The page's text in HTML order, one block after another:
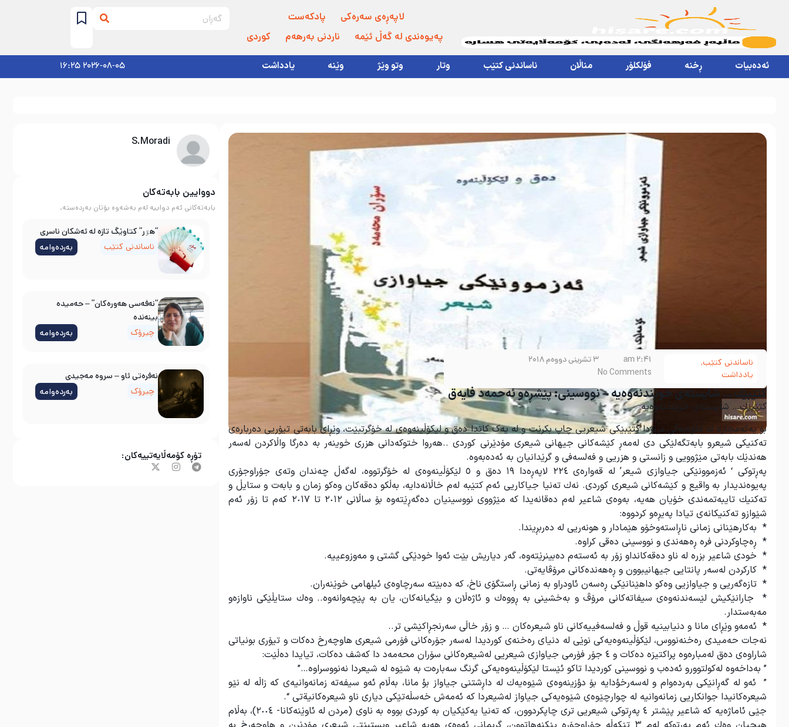
لاپەڕەی سەرەکی
پادکەست
پەیوەندی لە گەڵ ئێمە
ناردنی بەرهەم کوردی
ئەدەبیات ڕخنە فۆلکلۆر مناڵان ناساندنی کتێب وتار وتو وێژ وێنە یادداشت 2026-08-05 16:25
ناساندنی کتێب,
یادداشت
2:41 am 3 تشرینی دووەم 2018
No Comments
کتێبێك… شایستەی خوێندنەوەیه – نووسینی: پێشڕه‌و ئه‌حمه‌د فایەق
کتێبێك… شایستەی خوێندنەوەیه
بۆ یەکەمجارە لە ماوەیەکی درێژدا کتێبێکی شیعریی چاپ بکرێت و لە یەک کاتدا دەق و لیکۆڵینەوەی لە خۆگرتبێت، وێڕای بابەتی تیۆریی دەربارەی
تەکنیکی شیعرو بابەتگەلێکی دی لەمەڕ کێشەکانی جیهانی شیعری مۆدێرنی کوردی ..هەروا ختوکەدانی هزری خوینەر بە دەرگا واڵاکردن لەسەر
هەندێك بابەتی مێژوویی و زانستی و هزریی و فەلسەفی و گرێدانیان بە ئەدەبەوە.
پەڕتوکی ‘ ئەزموونێکی جیاوازی شیعر’ لە قەوارەی ٢٢٤ لاپەڕەدا ١٩ دەق و ٥ لێکۆڵینەوەی لە خۆگرتووە، لەگەڵ چەندان وتەی جۆراوجۆری
پەیوەندیدار بە واقیع و کێشەکانی شیعری کوردی. نەك تەنیا جیاکاریی ئەم کتێبە لەم خاڵانەدایە، بەڵکو دەقەکان وەكو زمان و بابەت و ستایڵ و
تەکنیك تایبەتمەندی خۆیان هەیە، بەوەی شاعیر لەم دەقانەیدا کە مێژووی نووسینیان دەگەڕێتەوە بۆ ساڵانی ٢٠١٢ تا ٢٠١٧ کەم تا زۆر ئەم
شێوازو تەکنیکانەی تیادا پەیڕەو کردووە:
* بەکارهێنانی زمانی ناڕاستەوخۆو هێمادار و هونەریی لە دەربڕیندا.
* ڕەچاوکردنی فرە ڕەهەندی و نووسینی دەقی کراوە.
* خودی شاعیر بزرە لە ناو دەقەکانداو زۆر بە ئەستەم دەبینرێتەوە، گەر دیاریش بێت ئەوا خودێکی گشتی و مەوزوعییە.
* کارکردن لەسەر پانتایی جیهانيبوون و ڕەهەندەکانی مرۆڤایەتی.
* تازەگەریی و جیاوازیی وەكو داهێنانێکی ڕەسەن ئاودراو بە زمانی ڕاستگۆی ناخ، کە دەبێتە سەرچاوەی ئیلهامی خوێنەران.
* جارانێکیش لێسەندنەوەی سیفاتەکانی مرۆڤ و بەخشینی بە ڕووەك و ئاژەڵان و بێگیانەکان، یان بە پێچەوانەوە.. وەك ستایڵێکی ناوازەو
مەبەستدار.
* ئەمەو وێڕای مانا و دنیابینیە قوڵ و فەلسەفییەکانی ناو شیعرەکان … و زۆر خاڵی سەرنجڕاکێشی تر..
نه‌جات حه‌میدی ره‌خنه‌نووس، لێکۆڵینەوەیەکی نوێی لە دنیای رەخنەی کوردیدا لەسەر جۆرەکانی فۆرمی شیعری هاوچەرخ دەکات و تیۆری بونیاتی
شاراوەی دەق لەمبارەوە پراکتیزە دەکات و ٤ جۆر فۆرمی جیاوازی شیعریی لەشیعرەکانی سۆران محەمەد دا کەشف دەکات، تیایدا دەڵێت:
” به‌داخه‌وه‌ له‌كولتوورو ئه‌ده‌ب و نووسينى كورديدا تاكو ئێستا لێکۆڵینه‌وه‌یه‌کی گرنگ سه‌باره‌ت به‌ شێوه‌ له‌ شيعردا نه‌نووسراوه‌…”
” ئەو لە گەڕانێكى بەردەوام و لەسەرخؤدايە بۆ دؤزينەوەى شێوەيەك لە داڕشتنى جياواز بؤ مانا، بەڵام ئەو سيفەتە زمانەوانيەى كە زاڵە لە نێو
شيعرەكانيدا جوانكاريى زمانەوانيە لە چوارچێوەى شێوەیەكى جياواز لەشيعردا كە ئەمەش خەسڵەتێكى ديارى ناو شيعرەكانيةتى “.
جێی ئاماژەیە کە شاعیر پێشتر ٤ پەڕتوکی شیعریی تری چاپکردوون، کە تەنیا یەکێکیان بە کوردی بووە بە ناوی (مردن لە ئاوێنەکانا- ٢٠٠٤)، بەڵام
S.Moradi
دووایین بابەتەکان
بابەتەکانی ئەم دواییە لەم بەشەوە بۆتان بەردەستە.
“هۊر” کتاوێگ تازە لە ئەشکان ناسری
ناساندنی کتێب
بەردەوامە
“نەفەسی هەورەکان” – حەمیدە
بینەندە
چیرۆک
بەردەوامە
نه‌فره‌تی ئاو – سروه‌ مه‌جیدی
چیرۆک
بەردەوامە
تۆڕە کۆمەڵایەتییەکان: